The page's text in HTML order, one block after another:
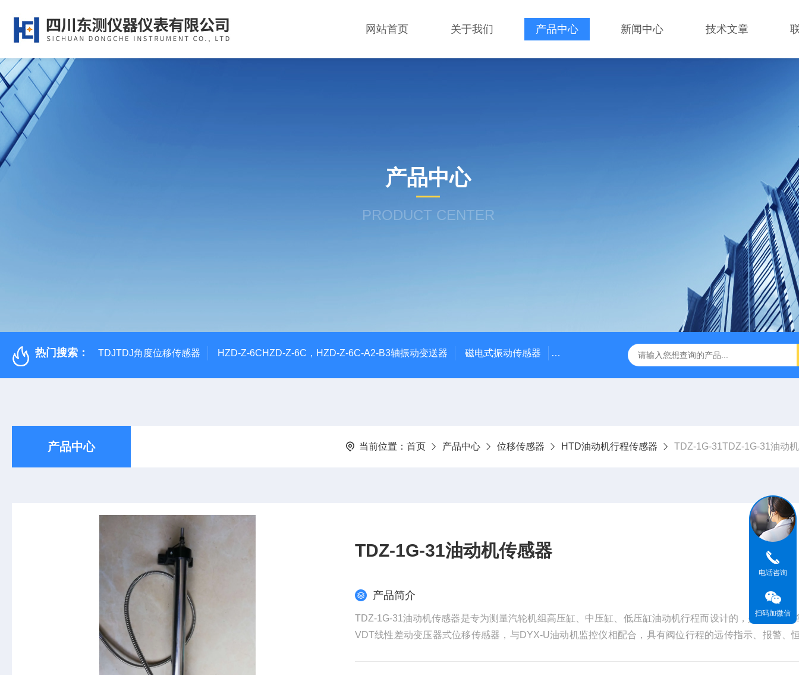
网站首页 关于我们 产品中心 新闻中心 技术文章
产品中心
PRODUCT CENTER
热门搜索： TDJTDJ角度位移传感器 HZD-Z-6CHZD-Z-6C，HZD-Z-6C-A2-B3轴振动变送器 磁电式振动传感器 NE3100电涡流位移传感器 三轴振动传感器 加速度
产品中心 当前位置： 首页 产品中心 位移传感器 HTD油动机行程传感器 TDZ-1G-31TDZ-1G-31油动
TDZ-1G-31油动机传感器
产品简介
TDZ-1G-31油动机传感器是专为测量汽轮机组高压缸、中压缸、低压缸油动机行程而设计的，是一种高可
VDT线性差动变压器式位移传感器，与DYX-U油动机监控仪相配合，具有阀位行程的远传指示、报警、
电话咨询
扫码加微信